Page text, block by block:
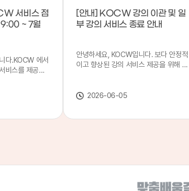
서비스 점
~ 7월
다.KOCW 에서
비스를 제공하
일시 : 7월 21
(수) 08:00이
있으니, 이 점 양
[안내] KOCW 강의 이관 및 일
부 강의 서비스 종료 안내
안녕하세요, KOCW입니다. 보다 안정적
이고 향상된 강의 서비스 제공을 위해 강
스가 종료될 예정이오니, 이용에 참고하
종료 강의 안내 이관 작업으로 인해 일부
었습니다. 서비스 종료 강의 목록은 아래
2026-06-05